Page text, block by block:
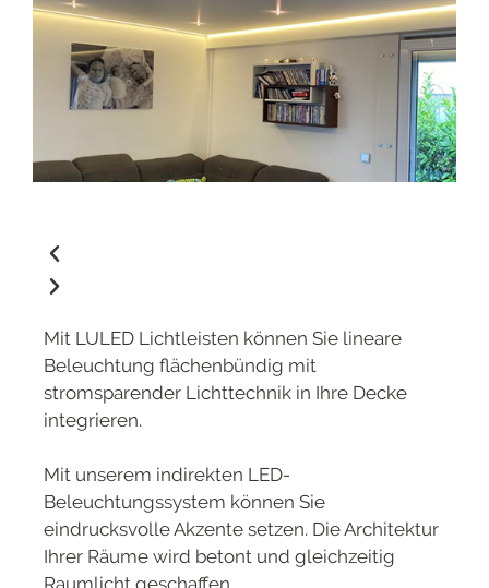
Mit LULED Lichtleisten können Sie lineare
Beleuchtung flächenbündig mit
stromsparender Lichttechnik in Ihre Decke
integrieren.
Mit unserem indirekten LED-
Beleuchtungssystem können Sie
eindrucksvolle Akzente setzen. Die Architektur
Ihrer Räume wird betont und gleichzeitig